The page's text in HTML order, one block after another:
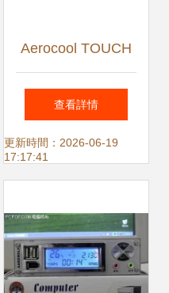
Aerocool TOUCH
2000 彩色觸摸屏
風扇控制器測評 智
新選擇
查看詳情
更新時間：2026-06-19
17:17:41